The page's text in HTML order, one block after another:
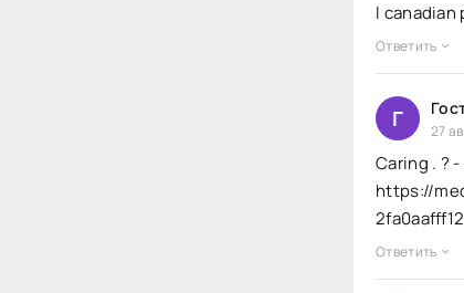
l canadian
Ответить
Г 27
Caring . ? -
https://
Ответить